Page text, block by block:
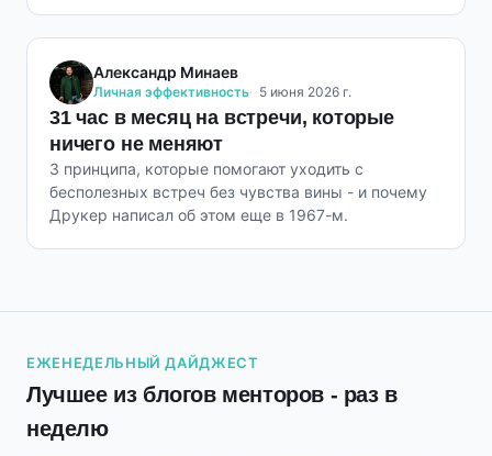
Александр Минаев
Личная эффективность 5 июня 2026 г.
31 час в месяц на встречи, которые
ничего не меняют
3 принципа, которые помогают уходить с
бесполезных встреч без чувства вины - и почему
Друкер написал об этом еще в 1967-м.
ЕЖЕНЕДЕЛЬНЫЙ ДАЙДЖЕСТ
Лучшее из блогов менторов - раз в
неделю